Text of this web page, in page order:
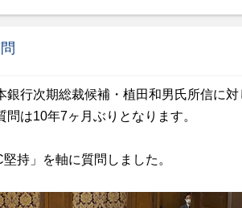
銀行次期総裁候補・植田和男氏所信に対
は10年7ヶ月ぶりとなります。
持」を軸に質問しました。